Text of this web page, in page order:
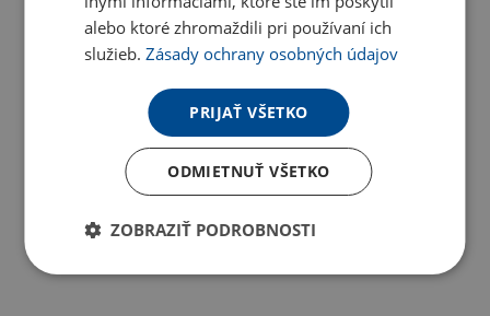
alebo ktoré zhromaždili pri používaní ich
služieb.Zásady ochrany osobných údajov
PRIJAŤ VŠETKO
ODMIETNUŤ VŠETKO
ZOBRAZIŤ PODROBNOSTI